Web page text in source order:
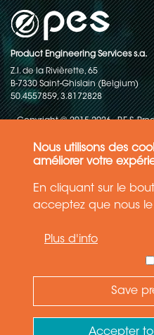
Nous utilisons des
améliorer votre
En cliquant sur le
acceptez que nous le
Plus d'info
Save
Accepter
Product Engineering Services s.a.
Z.I. de la Rivièrette, 65
B-7330 Saint-Ghislain (Belgium)
50.4557859, 3.8172828
Copyright © 2015-2026 - P.E.S.
Politique de
Conditions
récent de la technique. Les
Need Help ?
Ask your question